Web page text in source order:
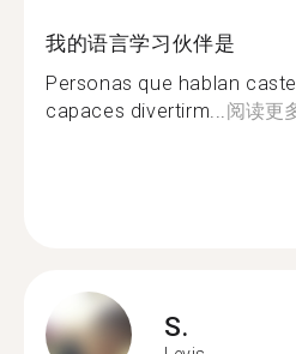
我的语言学习伙伴是
Personas que hablan
capaces divertirm...阅读更
S.